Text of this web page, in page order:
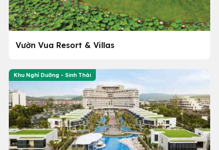
Vườn Vua Resort & Villas
Khu Nghỉ Dưỡng - Sinh Thái